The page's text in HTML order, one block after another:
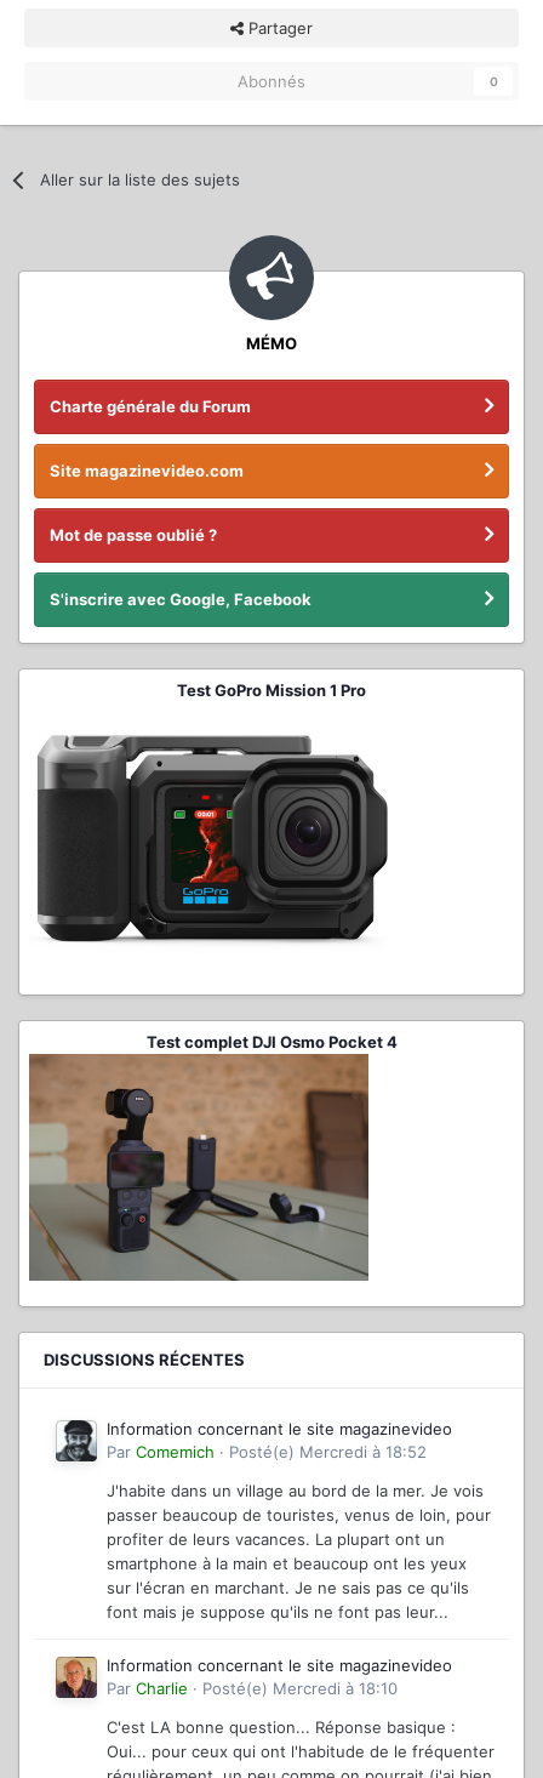
Partager
Abonnés 0
Aller sur la liste des sujets
MÉMO
Charte générale du Forum
Site magazinevideo.com
Mot de passe oublié ?
S'inscrire avec Google, Facebook
Test GoPro Mission 1 Pro
Test complet DJI Osmo Pocket 4
DISCUSSIONS RÉCENTES
Information concernant le site magazinevideo
Par Comemich · Posté(e) Mercredi à 18:52
J'habite dans un village au bord de la mer. Je vois
passer beaucoup de touristes, venus de loin, pour
profiter de leurs vacances. La plupart ont un
smartphone à la main et beaucoup ont les yeux
sur l'écran en marchant. Je ne sais pas ce qu'ils
font mais je suppose qu'ils ne font pas leur...
Information concernant le site magazinevideo
Par Charlie · Posté(e) Mercredi à 18:10
C'est LA bonne question... Réponse basique :
Oui... pour ceux qui ont l'habitude de le fréquenter